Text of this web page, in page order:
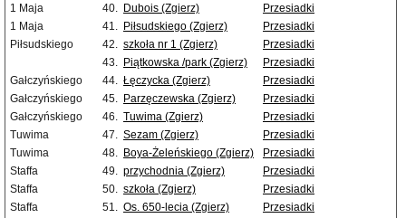
1 Maja
40. Dubois (Zgierz)
Przesiadki
1 Maja
41. Piłsudskiego (Zgierz)
Przesiadki
Piłsudskiego
42. szkoła nr 1 (Zgierz)
Przesiadki
43. Piątkowska /park (Zgierz)
Przesiadki
Gałczyńskiego
44. Łęczycka (Zgierz)
Przesiadki
Gałczyńskiego
45. Parzęczewska (Zgierz)
Przesiadki
Gałczyńskiego
46. Tuwima (Zgierz)
Przesiadki
Tuwima
47. Sezam (Zgierz)
Przesiadki
Tuwima
48. Boya-Żeleńskiego (Zgierz)
Przesiadki
Staffa
49. przychodnia (Zgierz)
Przesiadki
Staffa
50. szkoła (Zgierz)
Przesiadki
Staffa
51. Os. 650-lecia (Zgierz)
Przesiadki